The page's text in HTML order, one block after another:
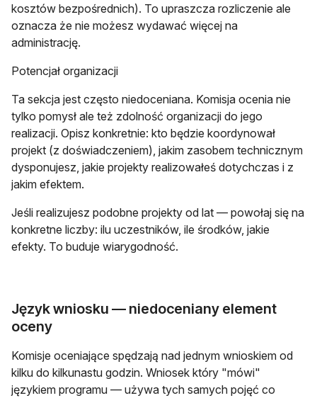
kosztów bezpośrednich). To upraszcza rozliczenie ale
oznacza że nie możesz wydawać więcej na
administrację.
Potencjał organizacji
Ta sekcja jest często niedoceniana. Komisja ocenia nie
tylko pomysł ale też zdolność organizacji do jego
realizacji. Opisz konkretnie: kto będzie koordynował
projekt (z doświadczeniem), jakim zasobem technicznym
dysponujesz, jakie projekty realizowałeś dotychczas i z
jakim efektem.
Jeśli realizujesz podobne projekty od lat — powołaj się na
konkretne liczby: ilu uczestników, ile środków, jakie
efekty. To buduje wiarygodność.
Język wniosku — niedoceniany element
oceny
Komisje oceniające spędzają nad jednym wnioskiem od
kilku do kilkunastu godzin. Wniosek który "mówi"
językiem programu — używa tych samych pojęć co